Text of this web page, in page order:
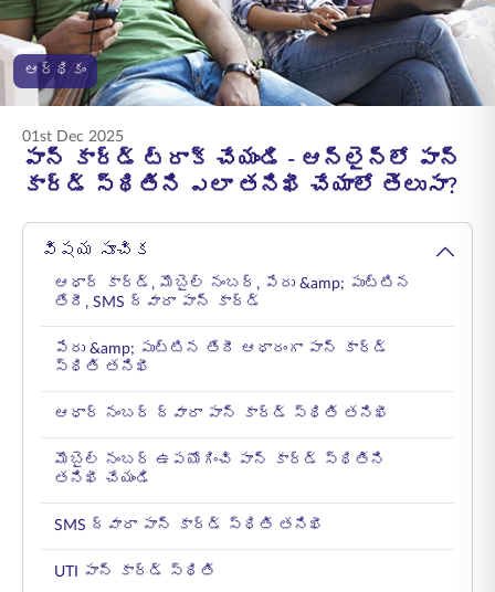
ENGLISH
ఆన్‌లైన్‌లో కొనండి ప్రీమియం చెల్లించండి
ఆర్థికం
01st Dec 2025
పాన్ కార్డ్ ట్రాక్ చేయండి - ఆన్‌లైన్‌లో పాన్
కార్డ్ స్థితిని ఎలా తనిఖీ చేయాలో తెలుసా?
విషయ సూచిక
ఆధార్ కార్డ్, మొబైల్ నంబర్, పేరు &amp; పుట్టిన
తేదీ, SMS ద్వారా పాన్ కార్డ్
పేరు &amp; పుట్టిన తేదీ ఆధారంగా పాన్ కార్డ్
స్థితి తనిఖీ
ఆధార్ నంబర్ ద్వారా పాన్ కార్డ్ స్థితి తనిఖీ
మొబైల్ నంబర్ ఉపయోగించి పాన్ కార్డ్ స్థితిని
తనిఖీ చేయండి
SMS ద్వారా పాన్ కార్డ్ స్థితి తనిఖీ
UTI పాన్ కార్డ్ స్థితి